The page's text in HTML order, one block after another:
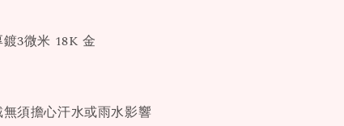
3微米 18K 金
須擔心汗水或雨水影響